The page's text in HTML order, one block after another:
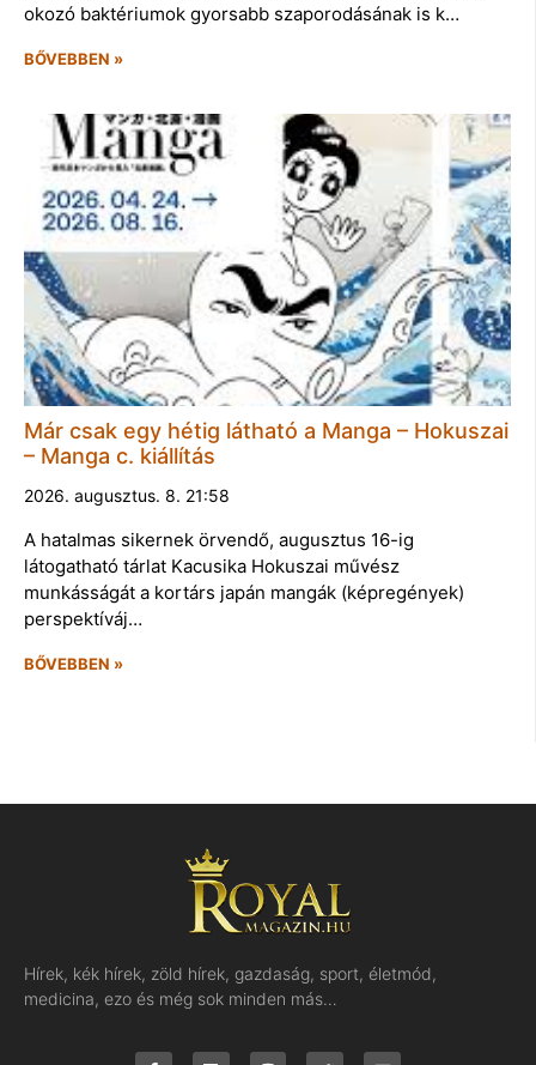
okozó baktériumok gyorsabb szaporodásának is k…
BŐVEBBEN »
Már csak egy hétig látható a Manga – Hokuszai
– Manga c. kiállítás
2026. augusztus. 8. 21:58
A hatalmas sikernek örvendő, augusztus 16-ig
látogatható tárlat Kacusika Hokuszai művész
munkásságát a kortárs japán mangák (képregények)
perspektíváj…
BŐVEBBEN »
Hírek, kék hírek, zöld hírek, gazdaság, sport, életmód,
medicina, ezo és még sok minden más…